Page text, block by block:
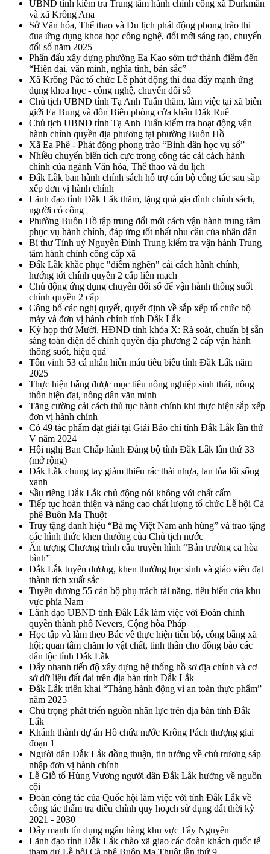
UBND tỉnh kiểm tra Trung tâm hành chính công xã Durkmăn
và xã Krông Ana
Sở Văn hóa, Thể thao và Du lịch phát động phong trào thi
đua ứng dụng khoa học công nghệ, đổi mới sáng tạo, chuyển
đổi số năm 2025
Phấn đấu xây dựng phường Ea Kao sớm trở thành điểm đến
“Hiện đại, văn minh, nghĩa tình, bản sắc”
Xã Krông Pắc tổ chức Lễ phát động thi đua đẩy mạnh ứng
dụng khoa học - công nghệ, chuyển đổi số
Chủ tịch UBND tỉnh Tạ Anh Tuấn thăm, làm việc tại xã biên
giới Ea Bung và đồn Biên phòng cửa khẩu Đắk Ruê
Chủ tịch UBND tỉnh Tạ Anh Tuấn kiểm tra hoạt động vận
hành chính quyền địa phương tại phường Buôn Hồ
Xã Ea Phê - Phát động phong trào “Bình dân học vụ số”
Nhiều chuyển biến tích cực trong công tác cải cách hành
chính của ngành Văn hóa, Thể thao và du lịch
Đắk Lắk ban hành chính sách hỗ trợ cán bộ công tác sau sắp
xếp đơn vị hành chính
Lãnh đạo tỉnh Đắk Lắk thăm, tặng quà gia đình chính sách,
người có công
Phường Buôn Hồ tập trung đổi mới cách vận hành trung tâm
phục vụ hành chính, đáp ứng tốt nhất nhu cầu của nhân dân
Bí thư Tỉnh uỷ Nguyễn Đình Trung kiểm tra vận hành Trung
tâm hành chính công cấp xã
Đắk Lắk khắc phục "điểm nghẽn" cải cách hành chính,
hướng tới chính quyền 2 cấp liền mạch
Chủ động ứng dụng chuyển đổi số để vận hành thông suốt
chính quyền 2 cấp
Công bố các nghị quyết, quyết định về sắp xếp tổ chức bộ
máy và đơn vị hành chính tỉnh Đắk Lắk
Kỳ họp thứ Mười, HĐND tỉnh khóa X: Rà soát, chuẩn bị sẵn
sàng toàn diện để chính quyền địa phương 2 cấp vận hành
thông suốt, hiệu quả
Tôn vinh 53 cá nhân hiến máu tiêu biểu tỉnh Đắk Lắk năm
2025
Thực hiện bằng được mục tiêu nông nghiệp sinh thái, nông
thôn hiện đại, nông dân văn minh
Tăng cường cải cách thủ tục hành chính khi thực hiện sắp xếp
đơn vị hành chính
Có 49 tác phẩm đạt giải tại Giải Báo chí tỉnh Đắk Lắk lần thứ
V năm 2024
Hội nghị Ban Chấp hành Đảng bộ tỉnh Đắk Lắk lần thứ 33
(mở rộng)
Đắk Lắk chung tay giảm thiểu rác thải nhựa, lan tỏa lối sống
xanh
Sầu riêng Đắk Lắk chủ động nói không với chất cấm
Tiếp tục hoàn thiện và nâng cao chất lượng tổ chức Lễ hội Cà
phê Buôn Ma Thuột
Truy tặng danh hiệu “Bà mẹ Việt Nam anh hùng” và trao tặng
các hình thức khen thưởng của Chủ tịch nước
Ấn tượng Chương trình cầu truyền hình “Bản trường ca hòa
bình”
Đắk Lắk tuyên dương, khen thưởng học sinh và giáo viên đạt
thành tích xuất sắc
Tuyên dương 55 cán bộ phụ trách tài năng, tiêu biểu của khu
vực phía Nam
Lãnh đạo UBND tỉnh Đắk Lắk làm việc với Đoàn chính
quyền thành phố Nevers, Cộng hòa Pháp
Học tập và làm theo Bác về thực hiện tiến bộ, công bằng xã
hội; quan tâm chăm lo vật chất, tinh thần cho đồng bào các
dân tộc tỉnh Đắk Lắk
Đẩy nhanh tiến độ xây dựng hệ thống hồ sơ địa chính và cơ
sở dữ liệu đất đai trên địa bàn tỉnh Đắk Lắk
Đắk Lắk triển khai “Tháng hành động vì an toàn thực phẩm”
năm 2025
Chú trọng phát triển nguồn nhân lực trên địa bàn tỉnh Đắk
Lắk
Khánh thành dự án Hồ chứa nước Krông Pách thượng giai
đoạn 1
Người dân Đắk Lắk đồng thuận, tin tưởng về chủ trương sáp
nhập đơn vị hành chính
Lễ Giỗ tổ Hùng Vương người dân Đắk Lắk hướng về nguồn
cội
Đoàn công tác của Quốc hội làm việc với tỉnh Đắk Lắk về
công tác thẩm tra điều chỉnh quy hoạch sử dụng đất thời kỳ
2021 - 2030
Đẩy mạnh tín dụng ngân hàng khu vực Tây Nguyên
Lãnh đạo tỉnh Đắk Lắk chào xã giao các đoàn khách quốc tế